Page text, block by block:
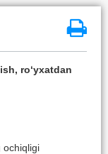
rо‘yxatdan
ochiqligi